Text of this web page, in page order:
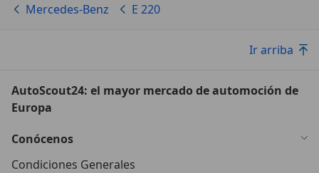
Mercedes-Benz E 220
Ir arriba
AutoScout24: el mayor mercado de automoción de
Europa
Conócenos
Condiciones Generales